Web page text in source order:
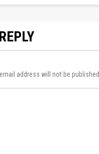
address will not be published.